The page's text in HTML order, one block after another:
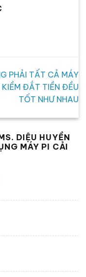
PHẢI TẤT CẢ MÁY
KIỀM ĐẮT TIỀN ĐỀU
TỐT NHƯ NHAU
DIỆU HUYỀN
MÁY PI CẢI